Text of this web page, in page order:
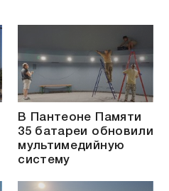
В Пантеоне Памяти
35 батареи обновили
мультимедийную
систему